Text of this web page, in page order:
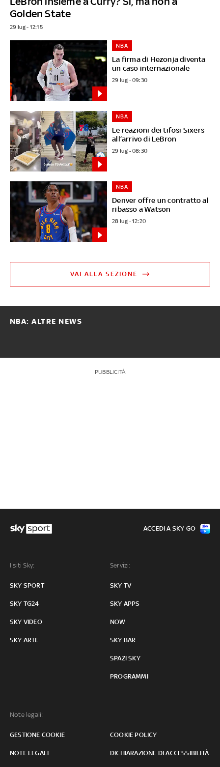
Golden State
29 lug - 12:15
La firma di Hezonja diventa
un caso internazionale
NBA
29 lug - 09:30
Le reazioni dei tifosi Sixers
all’arrivo di LeBron
NBA
29 lug - 08:30
Denver offre un contratto al
ribasso a Watson
NBA
28 lug - 12:20
VAI ALLA SEZIONE
NBA: ALTRE NEWS
PUBBLICITÀ
I siti Sky:
SKY SPORT
SKY TG24
SKY VIDEO
SKY ARTE
Servizi:
SKY TV
SKY APPS
NOW
SKY BAR
SPAZI SKY
PROGRAMMI
Note legali:
GESTIONE COOKIE COOKIE POLICY
NOTE LEGALI DICHIARAZIONE DI ACCESSIBILITÀ
ACCEDI A SKY GO